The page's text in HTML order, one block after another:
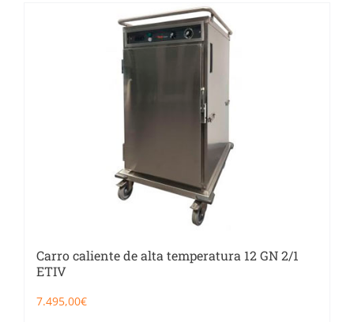
Carro caliente de alta temperatura 12 GN 2/1
ETIV
7.495,00€